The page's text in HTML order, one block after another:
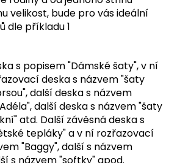
velikost, bude pro vás ideální
dle příkladu 1
s popisem "Dámské šaty", v ní
deska s názvem "šaty
další deska s názvem
další deska s názvem "šaty
atd. Další závěsná deska s
tepláky" a v ní rozřazovací
"Baggy", další s názvem
s názvem "softky" apod.